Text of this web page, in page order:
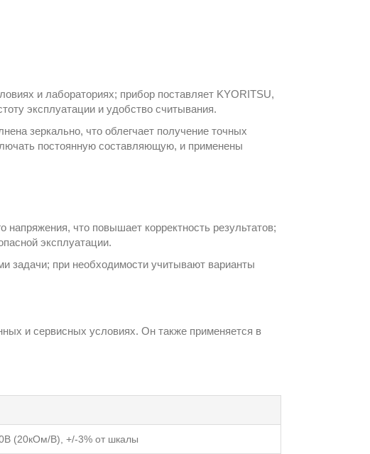
и лабораториях; прибор поставляет KYORITSU,
эксплуатации и удобство считывания.
зеркально, что облегчает получение точных
постоянную составляющую, и применены
что повышает корректность результатов;
эксплуатации.
задачи; при необходимости учитывают варианты
и сервисных условиях. Он также применяется в
(20кОм/В), +/-3% от шкалы